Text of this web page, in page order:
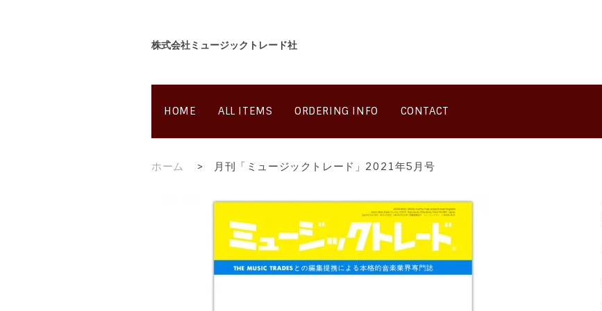
株式会社ミュージックトレード社
HOME ALL ITEMS ORDERING INFO CONTACT
ホーム > 月刊「ミュージックトレード」2021年5月号